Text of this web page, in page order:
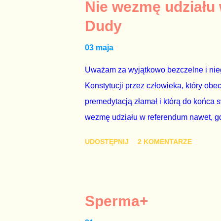
tym i porównał PKB Polski i
pewnie dlatego, że nie chciało mu
naszego kraju z lat 2007-2015.
rządu. Generalnie, M...
Nie wezmę
Dudy
03 maja
Uważam za wyjątkowo bezczelne i
Konstytucji przez człowieka, który
premedytacją złamał i którą do
wezmę udziału w referendum nawet,
tego referendum nie chce – ani partia
zapadnie decyzja, aby głosować
UDOSTĘPNIJ 2 KOMENTARZE
Sperma+